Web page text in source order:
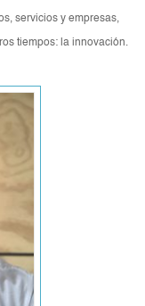
servicios y empresas,
tiempos: la innovación.